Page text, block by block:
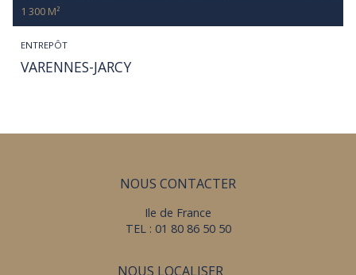
ENTREPÔT
VARENNES-JARCY
1 300 M²
NOUS CONTACTER
Ile de France
TEL : 01 80 86 50 50
NOUS LOCALISER